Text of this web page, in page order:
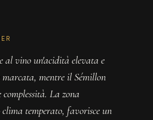
al vino un'acidità elevata e
mentre il Sémillon
La zona
temperato, favorisce un